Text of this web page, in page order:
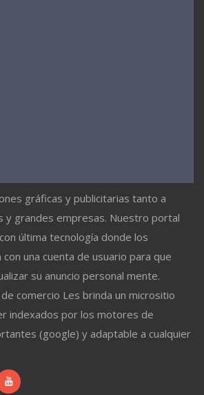
gráficas y publicitarias tanto a
y grandes empresas. Nuestro portal
última tecnología donde los
con una cuenta de usuario para que
su anuncio personal mente.
comercio Les brinda un micrositio
indexados por los motores de
(google) y adaptable a cualquier